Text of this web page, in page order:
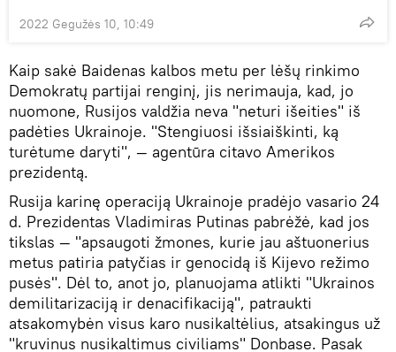
2022 Gegužės 10, 10:49
Kaip sakė Baidenas kalbos metu per lėšų rinkimo
Demokratų partijai renginį, jis nerimauja, kad, jo
nuomone, Rusijos valdžia neva "neturi išeities" iš
padėties Ukrainoje. "Stengiuosi išsiaiškinti, ką
turėtume daryti", — agentūra citavo Amerikos
prezidentą.
Rusija karinę operaciją Ukrainoje pradėjo vasario 24
d. Prezidentas Vladimiras Putinas pabrėžė, kad jos
tikslas — "apsaugoti žmones, kurie jau aštuonerius
metus patiria patyčias ir genocidą iš Kijevo režimo
pusės". Dėl to, anot jo, planuojama atlikti "Ukrainos
demilitarizaciją ir denacifikaciją", patraukti
atsakomybėn visus karo nusikaltėlius, atsakingus už
"kruvinus nusikaltimus civiliams" Donbase. Pasak